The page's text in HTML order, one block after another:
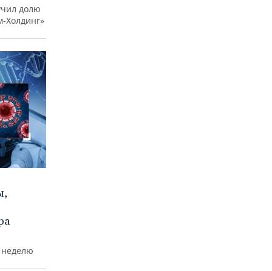
долю
Холдинг»
неделю